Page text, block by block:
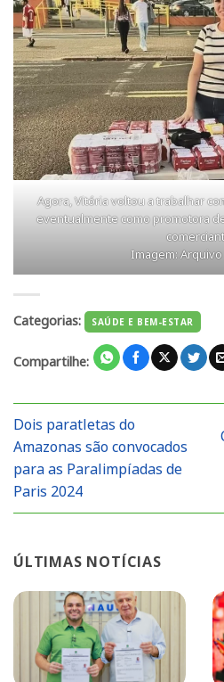
Agora, Vitória voltou a trabalhar
eventualmente como promotora
Imagem:
Categorias: SAÚDE E BEM-ESTAR
Compartilhe:
Dois paratletas do
Amazonas são convocados
para as Paralimpíadas de
Paris 2024
ÚLTIMAS NOTÍCIAS